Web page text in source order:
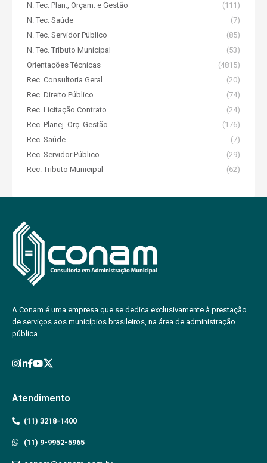
N. Tec. Plan., Orçam. e Gestão
(111)
N. Tec. Saúde
(7)
N. Tec. Servidor Público
(85)
N. Tec. Tributo Municipal
(53)
Orientações Técnicas
(4815)
Rec. Consultoria Geral
(20)
Rec. Direito Público
(74)
Rec. Licitação Contrato
(24)
Rec. Planej. Orç. Gestão
(176)
Rec. Saúde
(7)
Rec. Servidor Público
(29)
Rec. Tributo Municipal
(62)
A Conam é uma empresa que se dedica exclusivamente à prestação
de serviços aos municípios brasileiros, na área de administração
pública.
Atendimento
(11) 3218-1400
(11) 9-9952-5965